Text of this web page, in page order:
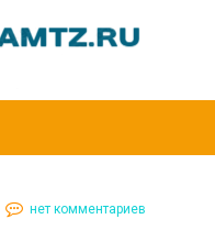
нет комментариев